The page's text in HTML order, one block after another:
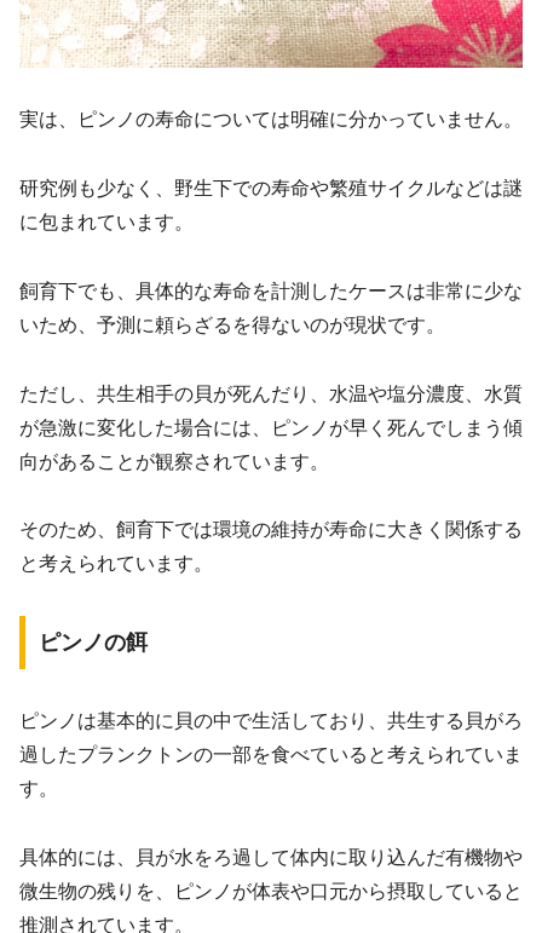
実は、ピンノの寿命については明確に分かっていません。
研究例も少なく、野生下での寿命や繁殖サイクルなどは謎
に包まれています。
飼育下でも、具体的な寿命を計測したケースは非常に少な
いため、予測に頼らざるを得ないのが現状です。
ただし、共生相手の貝が死んだり、水温や塩分濃度、水質
が急激に変化した場合には、ピンノが早く死んでしまう傾
向があることが観察されています。
そのため、飼育下では環境の維持が寿命に大きく関係する
と考えられています。
ピンノの餌
ピンノは基本的に貝の中で生活しており、共生する貝がろ
過したプランクトンの一部を食べていると考えられていま
す。
具体的には、貝が水をろ過して体内に取り込んだ有機物や
微生物の残りを、ピンノが体表や口元から摂取していると
推測されています。